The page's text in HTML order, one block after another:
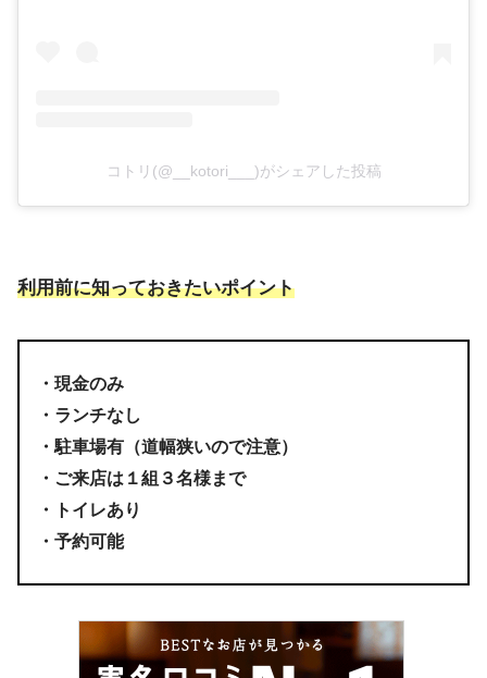
コトリ(@__kotori___)がシェアした投稿
利用前に知っておきたいポイント
・現金のみ
・ランチなし
・駐車場有（道幅狭いので注意）
・ご来店は１組３名様まで
・トイレあり
・予約可能